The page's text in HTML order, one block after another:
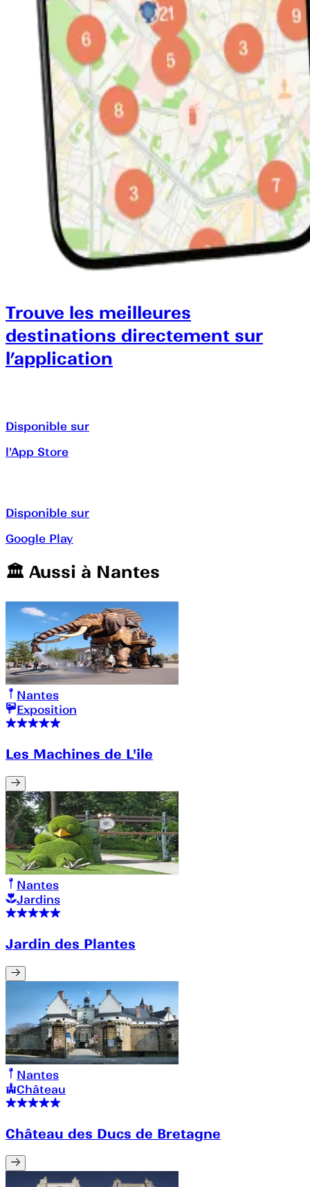
Trouve les meilleures
destinations directement sur
l’application
Disponible sur
l'App Store
Disponible sur
Google Play
🏛️️ Aussi à Nantes
Nantes
Exposition
Les Machines de L'ile
Nantes
Jardins
Jardin des Plantes
Nantes
Château
Château des Ducs de Bretagne